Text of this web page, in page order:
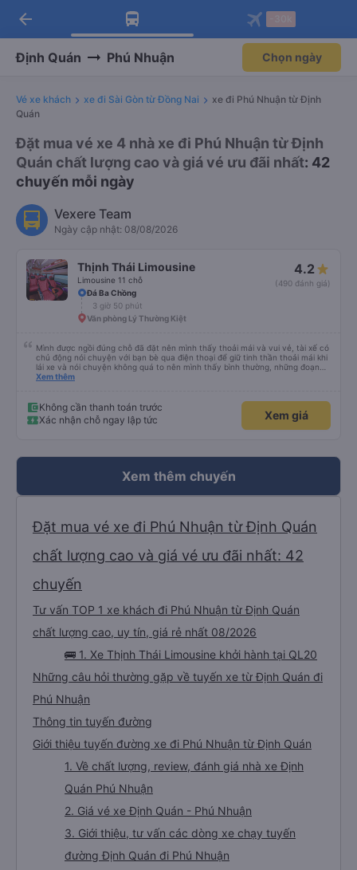
Tải app Vexere ngay!
Nhận ưu đãi thành viên độc
Mở app
Tải app Vexere
-30k/ghế khi đặt vé máy bay qua
Mở app
arrow_back
Định Quán Phú Nhuận Chọn ngày
Vé xe khách xe đi Sài Gòn từ Đồng Nai
xe đi Phú Nhuận từ Định
Quán
Đặt mua vé xe 4 nhà xe đi Phú Nhuận từ Định
Quán chất lượng cao và giá vé ưu đãi nhất: 42
chuyến mỗi ngày
Vexere Team
Ngày cập nhật: 08/08/2026
Thịnh Thái Limousine
Limousine 11 chỗ
4.2
(490 đánh giá)
Đá Ba Chồng
3 giờ 50 phút
Văn phòng Lý Thường Kiệt
Mình được ngồi đúng chỗ đã đặt nên mình thấy thoải mái và vui vẻ, tài xế có
chủ động nói chuyện với bạn bè qua điện thoại để giữ tinh thần thoải mái khi
lái xe và nói chuyện không quá to nên mình thấy bình thường, những đoạn
cần tập trung như vào đường đèo thì tài xế ngừng lại để tập trung. Tài xế
sạch, thoải mái không mùi nhiều.
Xem thêm
Không cần thanh toán trước
Xác nhận chỗ ngay lập tức
Xem giá
Xem thêm chuyến
Đặt mua vé xe đi Phú Nhuận từ Định Quán
chất lượng cao và giá vé ưu đãi nhất: 42
chuyến
Tư vấn TOP 1 xe khách đi Phú Nhuận từ Định Quán
chất lượng cao, uy tín, giá rẻ nhất 08/2026
🚌 1. Xe Thịnh Thái Limousine khởi hành tại QL20
Những câu hỏi thường gặp về tuyến xe từ Định Quán đi
Phú Nhuận
Thông tin tuyến đường
Giới thiệu tuyến đường xe đi Phú Nhuận từ Định Quán
1. Về chất lượng, review, đánh giá nhà xe Định
Quán Phú Nhuận
2. Giá vé xe Định Quán - Phú Nhuận
3. Giới thiệu, tư vấn các dòng xe chạy tuyến
đường Định Quán đi Phú Nhuận